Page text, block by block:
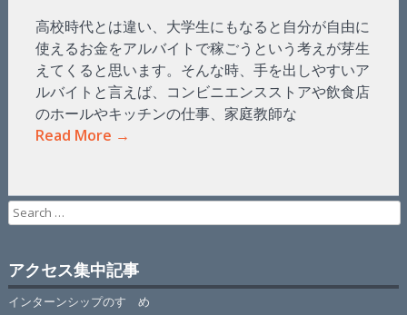
高校時代とは違い、大学生にもなると自分が自由に
使えるお金をアルバイトで稼ごうという考えが芽生
えてくると思います。そんな時、手を出しやすいア
ルバイトと言えば、コンビニエンスストアや飲食店
のホールやキッチンの仕事、家庭教師な
Read More →
Search
for:
アクセス集中記事
インターンシップのすゝめ